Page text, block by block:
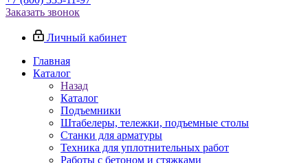
Заказать звонок
Личный кабинет
Главная
Каталог
Назад
Каталог
Подъемники
Штабелеры, тележки, подъемные столы
Станки для арматуры
Техника для уплотнительных работ
Работы с бетоном и стяжками